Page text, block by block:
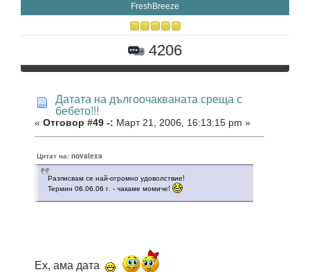
FreshBreeze
4206
Датата на дългоочакваната среща с
бебето!!!
« Отговор #49 -: Март 21, 2006, 16:13:15 pm »
Цитат на: novalexa
Разписвам се най-огромно удоволствие!
Термин 06.06.06 г. - чакаме момиче!
Ех, ама дата